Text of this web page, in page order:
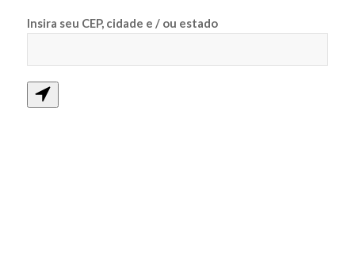
Insira seu CEP, cidade e / ou estado